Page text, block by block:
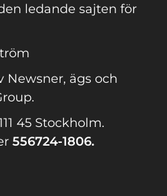
ledande sajten för
Newsner, ägs och
45 Stockholm.
556724-1806.